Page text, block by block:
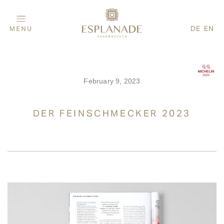
DE EN
February 9, 2023
DER FEINSCHMECKER 2023